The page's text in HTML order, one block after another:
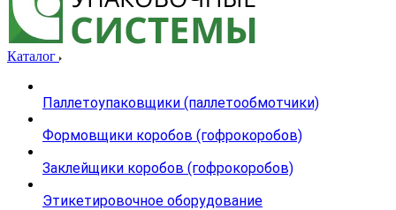
Каталог
Паллетоупаковщики (паллетообмотчики)
Формовщики коробов (гофрокоробов)
Заклейщики коробов (гофрокоробов)
Этикетировочное оборудование